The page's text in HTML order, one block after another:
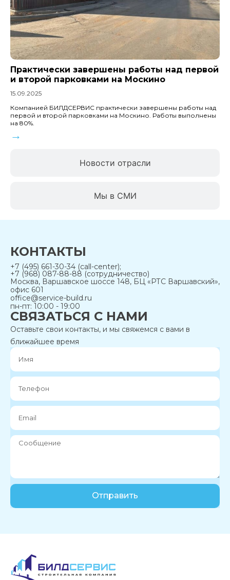
Новости отрасли
Мы в СМИ
Практически завершены работы над первой
и второй парковками на Москино
15.09.2025
Компанией БИЛДСЕРВИС практически завершены работы над
первой и второй парковками на Москино. Работы выполнены
на 80%.
→
КОНТАКТЫ
+7 (495) 661-30-34 (call-center);
+7 (968) 087-88-88 (сотрудничество)
Москва, Варшавское шоссе 148, БЦ «РТС Варшавский»,
офис 601
office@service-build.ru
пн-пт: 10:00 - 19:00
СВЯЗАТЬСЯ С НАМИ
Оставьте свои контакты, и мы свяжемся с вами в
ближайшее время
Отправить